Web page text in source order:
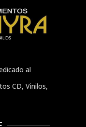
al
CD, Vinilos,